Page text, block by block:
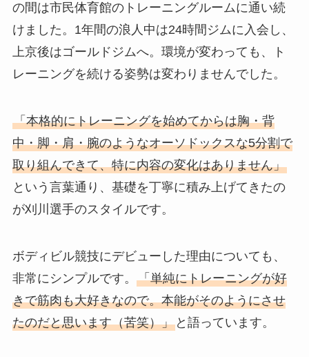
の間は市民体育館のトレーニングルームに通い続
けました。1年間の浪人中は24時間ジムに入会し、
上京後はゴールドジムへ。環境が変わっても、ト
レーニングを続ける姿勢は変わりませんでした。
「本格的にトレーニングを始めてからは胸・背
中・脚・肩・腕のようなオーソドックスな5分割で
取り組んできて、特に内容の変化はありません」
という言葉通り、基礎を丁寧に積み上げてきたの
が刈川選手のスタイルです。
ボディビル競技にデビューした理由についても、
非常にシンプルです。 「単純にトレーニングが好
きで筋肉も大好きなので。本能がそのようにさせ
たのだと思います（苦笑）」と語っています。